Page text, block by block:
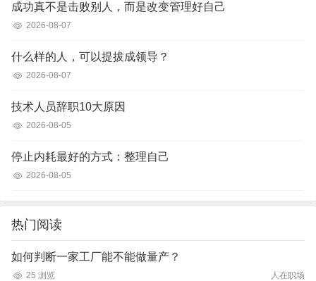
成功真不是击败别人，而是改变管理好自己
2026-08-07
什么样的人，可以提拔成领导？
2026-08-07
技术人员辞职10大原因
2026-08-05
停止内耗最好的方式：整理自己
2026-08-05
热门阅读
如何判断一家工厂能不能做量产？
25 浏览 人在职场